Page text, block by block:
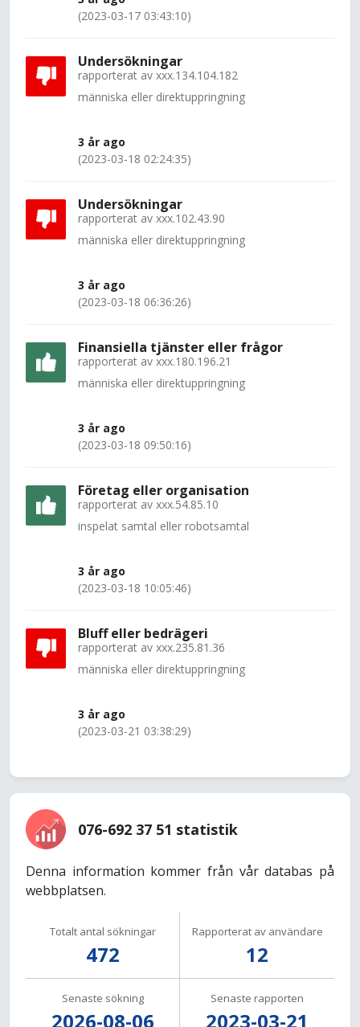
(2023-03-17 03:43:10)
Undersökningar
rapporterat av xxx.134.104.182
människa eller direktuppringning
3 år ago
(2023-03-18 02:24:35)
Undersökningar
rapporterat av xxx.102.43.90
människa eller direktuppringning
3 år ago
(2023-03-18 06:36:26)
Finansiella tjänster eller frågor
rapporterat av xxx.180.196.21
människa eller direktuppringning
3 år ago
(2023-03-18 09:50:16)
Företag eller organisation
rapporterat av xxx.54.85.10
inspelat samtal eller robotsamtal
3 år ago
(2023-03-18 10:05:46)
Bluff eller bedrägeri
rapporterat av xxx.235.81.36
människa eller direktuppringning
3 år ago
(2023-03-21 03:38:29)
076-692 37 51 statistik
Denna information kommer från vår databas på
webbplatsen.
Totalt antal sökningar
472
Rapporterat av användare
12
Senaste sökning
2026-08-06
Senaste rapporten
2023-03-21